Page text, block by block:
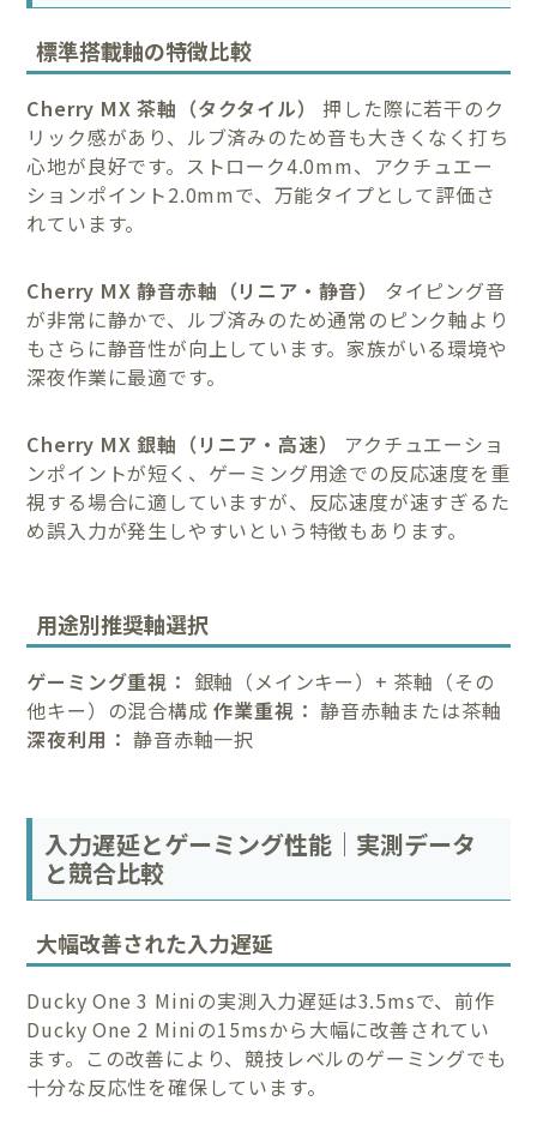
標準搭載軸の特徴比較
Cherry MX 茶軸（タクタイル）
押した際に若干のク
リック感があり、ルブ済みのため音も大きくなく打ち
心地が良好です。ストローク4.0mm、アクチュエー
ションポイント2.0mmで、万能タイプとして評価さ
れています。
Cherry MX 静音赤軸（リニア・静音）
タイピング音
が非常に静かで、ルブ済みのため通常のピンク軸より
もさらに静音性が向上しています。家族がいる環境や
深夜作業に最適です。
Cherry MX 銀軸（リニア・高速）
アクチュエーショ
ンポイントが短く、ゲーミング用途での反応速度を重
視する場合に適していますが、反応速度が速すぎるた
め誤入力が発生しやすいという特徴もあります。
用途別推奨軸選択
ゲーミング重視： 銀軸（メインキー）+ 茶軸（その
他キー）の混合構成作業重視： 静音赤軸または茶軸
深夜利用： 静音赤軸一択
入力遅延とゲーミング性能｜実測データ
と競合比較
大幅改善された入力遅延
Ducky One 3 Miniの実測入力遅延は3.5msで、前作
Ducky One 2 Miniの15msから大幅に改善されてい
ます。この改善により、競技レベルのゲーミングでも
十分な反応性を確保しています。